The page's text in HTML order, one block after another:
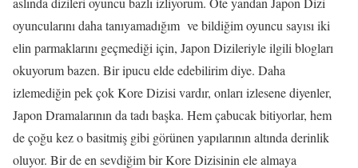
oyuncularını daha tanıyamadığım ve bildiğim oyuncu sayısı iki
elin parmaklarını geçmediği için, Japon Dizileriyle ilgili blogları
okuyorum bazen. Bir ipucu elde edebilirim diye. Daha
izlemediğin pek çok Kore Dizisi vardır, onları izlesene diyenler,
Japon Dramalarının da tadı başka. Hem çabucak bitiyorlar, hem
de çoğu kez o basitmiş gibi görünen yapılarının altında derinlik
oluyor. Bir de en sevdiğim bir Kore Dizisinin ele almaya